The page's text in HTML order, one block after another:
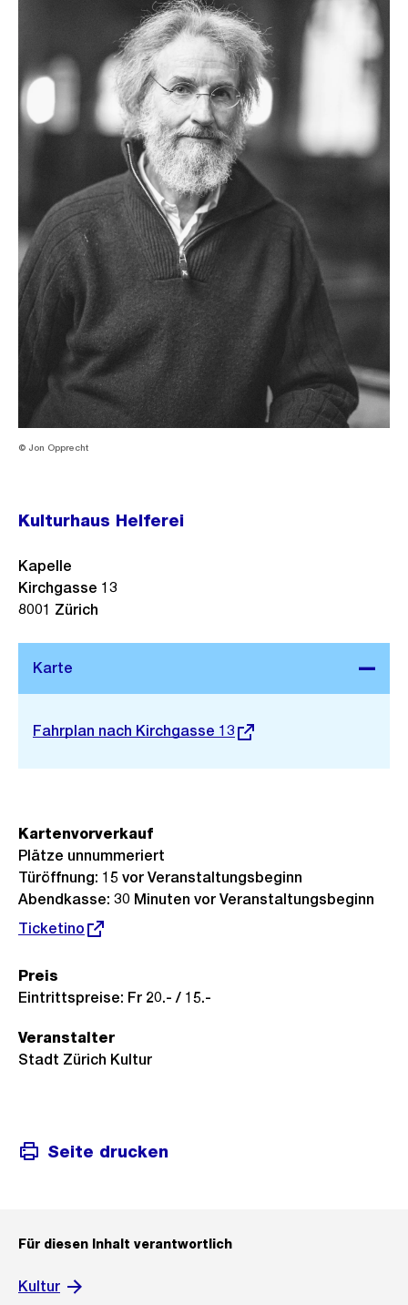
© Jon Opprecht
Kulturhaus Helferei
Stadtplan 3D
Externer
Fahrplan nach Kirchgasse 13
Kapelle
Kirchgasse 13
8001 Zürich
Kartenvorverkauf
Plätze unnummeriert
Türöffnung: 15 vor Veranstaltungsbeginn
Abendkasse: 30 Minuten vor Veranstaltungsbeginn
Externer
Ticketino
Preis
Eintrittspreise: Fr 20.- / 15.-
Veranstalter
Stadt Zürich Kultur
Seite drucken
Für diesen Inhalt verantwortlich
Kultur